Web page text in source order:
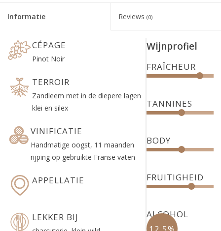
Informatie Reviews (0)
CÉPAGE
Pinot Noir
TERROIR
Zandleem met in de diepere lagen
klei en silex
VINIFICATIE
Handmatige oogst, 11 maanden
rijping op gebruikte Franse vaten
APPELLATIE
LEKKER BIJ
Wijnprofiel
FRAÎCHEUR
TANNINES
BODY
FRUITIGHEID
ALCOHOL
12.5%